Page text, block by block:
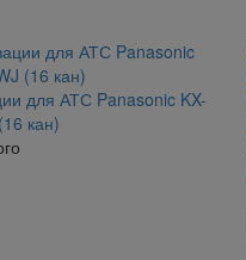
для АТС Panasonic KX-
кан)